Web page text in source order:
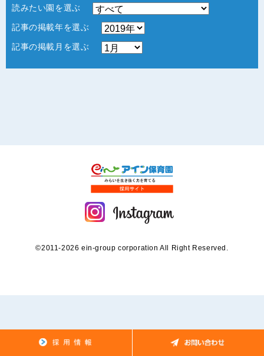
読みたい園を選ぶ
記事の掲載年を選ぶ
記事の掲載月を選ぶ
©2011-2026 ein-group corporation All Right Reserved.